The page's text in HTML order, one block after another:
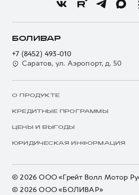
БОЛИВАР
+7 (8452) 493-010
Саратов, ул. Аэропорт, д. 50
О ПРОДУКТЕ
КРЕДИТНЫЕ ПРОГРАММЫ
ЦЕНЫ И ВЫГОДЫ
ЮРИДИЧЕСКАЯ ИНФОРМАЦИЯ
© 2026 ООО «Грейт Волл Мотор
© 2026 ООО «БОЛИВАР»